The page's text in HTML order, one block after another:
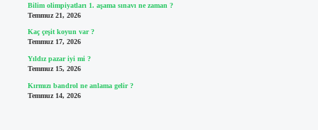
Bilim olimpiyatları 1. aşama sınavı ne zaman ?
Temmuz 21, 2026
Kaç çeşit koyun var ?
Temmuz 17, 2026
Yıldız pazar iyi mi ?
Temmuz 15, 2026
Kırmızı bandrol ne anlama gelir ?
Temmuz 14, 2026